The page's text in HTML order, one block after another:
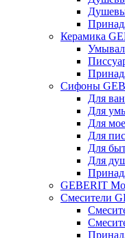
Керамика
Сифоны
Для
Для
Для
Для
Для
Для
GEBERIT
Смесители